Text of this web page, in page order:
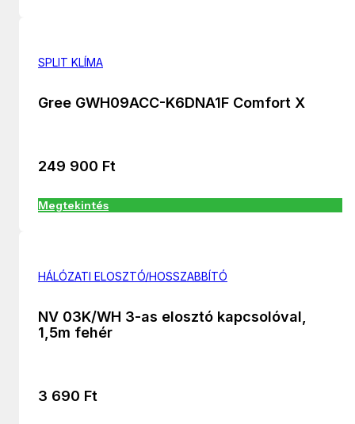
SPLIT KLÍMA
Gree GWH09ACC-K6DNA1F Comfort X
249 900 Ft
Megtekintés
HÁLÓZATI ELOSZTÓ/HOSSZABBÍTÓ
NV 03K/WH 3-as elosztó kapcsolóval,
1,5m fehér
3 690 Ft